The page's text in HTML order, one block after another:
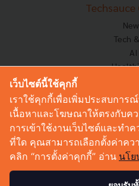
Tech
AI
Corp
Saucy
เว็บไซต์นี้ใช้คุกกี้
เราใช้คุกกี้เพื่อเพิ่มประสบการ
เนื้อหาและโฆษณาให้ตรงกับค
การเข้าใช้งานเว็บไซต์และทำ
ที่ใด คุณสามารถเลือกตั้งค่าคว
คลิก “การตั้งค่าคุกกี้” อ่าน นโย